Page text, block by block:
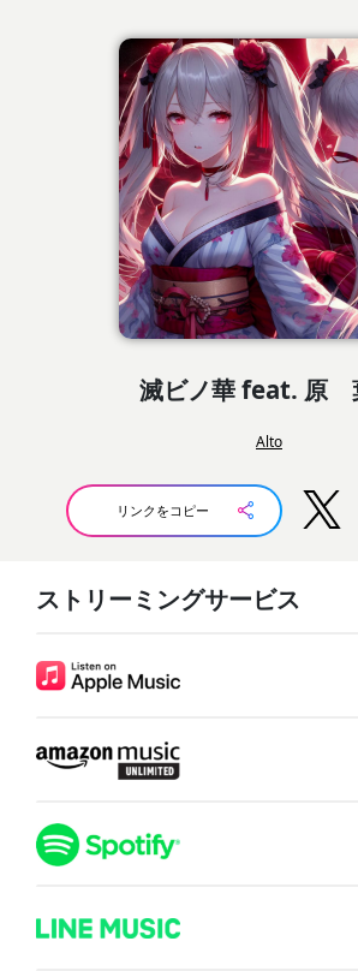
滅ビノ華 feat. 原
Alto
リンクをコピー
ストリーミングサービス